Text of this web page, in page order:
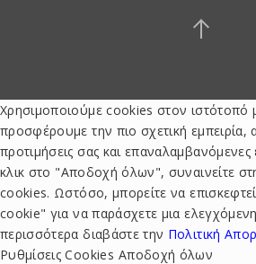
Χρησιμοποιούμε cookies στον ιστότοπό
προσφέρουμε την πιο σχετική εμπειρία,
προτιμήσεις σας και επαναλαμβανόμενες
κλικ στο "Αποδοχή όλων", συναινείτε
cookies. Ωστόσο, μπορείτε να
cookie" για να παράσχετε μια
περισσότερα διαβάστε την Πολιτική
Ρυθμίσεις Cookies Αποδοχή όλων